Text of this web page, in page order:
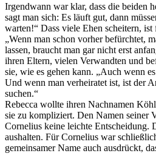
Irgendwann war klar, dass die beiden
sagt man sich: Es läuft gut, dann
warten!“ Dass viele Ehen scheitern,
„Wenn man schon vorher befürchtet,
lassen, braucht man gar nicht erst
ihren Eltern, vielen Verwandten und
sie, wie es gehen kann. „Auch wenn
Und wenn man verheiratet ist, ist der
suchen.“
Rebecca wollte ihren Nachnamen
sie zu kompliziert. Den Namen seiner
Cornelius keine leichte Entscheidung.
aushalten. Für Cornelius war
gemeinsamer Name auch ausdrückt,